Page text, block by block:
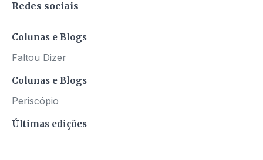
Redes sociais
Colunas e Blogs
Faltou Dizer
Colunas e Blogs
Periscópio
Últimas edições